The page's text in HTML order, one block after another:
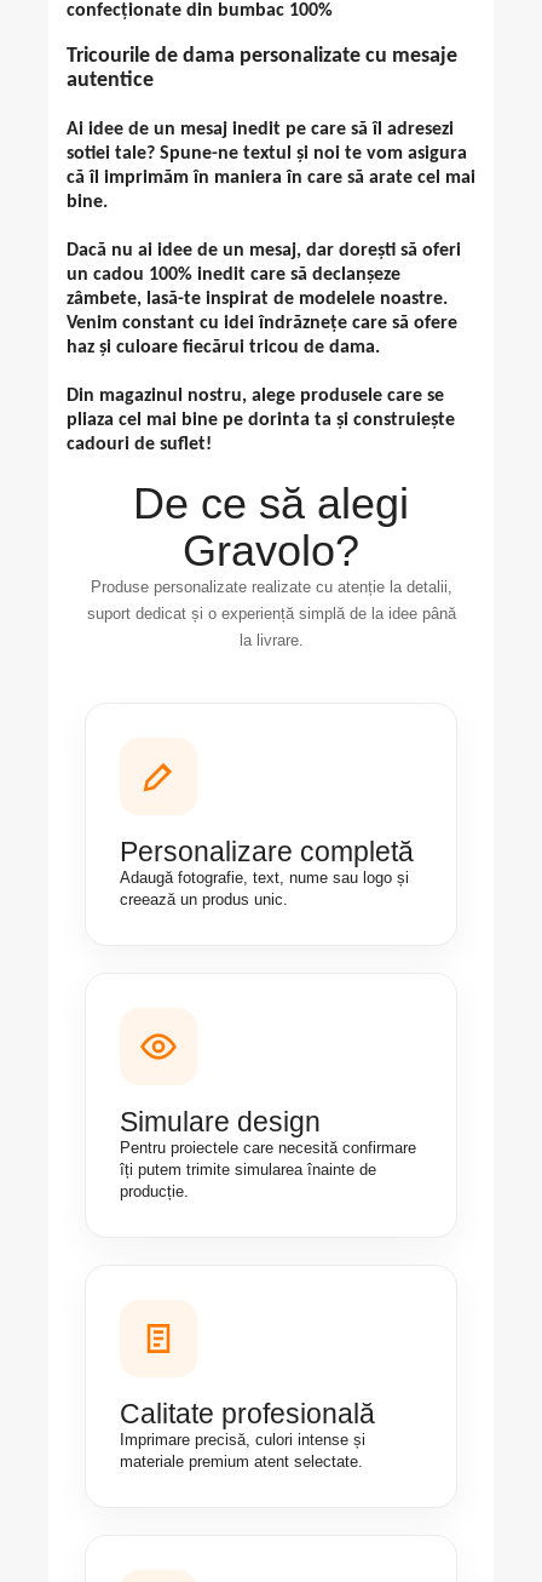
confecționate din bumbac 100%
Tricourile de dama personalizate cu mesaje
autentice
Ai idee de un mesaj inedit pe care să îl adresezi
sotiei tale? Spune-ne textul și noi te vom asigura
că îl imprimăm în maniera în care să arate cel mai
bine.
Dacă nu ai idee de un mesaj, dar dorești să oferi
un cadou 100% inedit care să declanșeze
zâmbete, lasă-te inspirat de modelele noastre.
Venim constant cu idei îndrăznețe care să ofere
haz și culoare fiecărui tricou de dama.
Din magazinul nostru, alege produsele care se
pliaza cel mai bine pe dorinta ta și construiește
cadouri de suflet!
De ce să alegi
Gravolo?
Produse personalizate realizate cu atenție la detalii,
suport dedicat și o experiență simplă de la idee până
la livrare.
Personalizare completă
Adaugă fotografie, text, nume sau logo și
creează un produs unic.
Simulare design
Pentru proiectele care necesită confirmare
îți putem trimite simularea înainte de
producție.
Calitate profesională
Imprimare precisă, culori intense și
materiale premium atent selectate.